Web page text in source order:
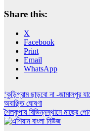
Share this:
X
Facebook
Print
Email
WhatsApp
Post
navigation
‘কুড়িগ্রাম ছাড়বো না -জামালপুর
অবাঞ্ছিত ঘোষণা
শৈলকুপায় বিভিন্নস্থানে মাছের